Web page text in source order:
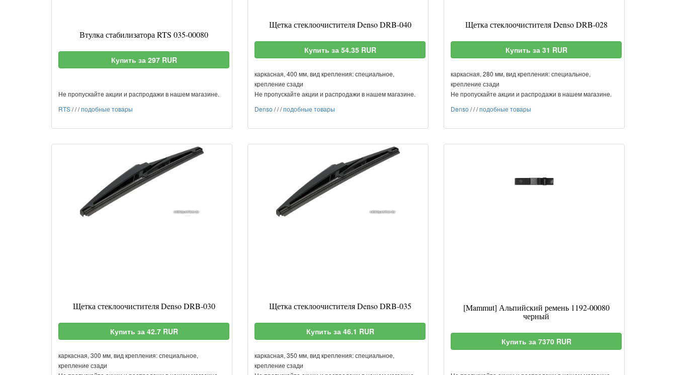
Втулка стабилизатора RTS 035-00080
Купить за 297 RUR
Не пропускайте акции и распродажи в нашем магазине.
RTS///подобные товары
Щетка стеклоочистителя Denso DRB-040
Купить за 54.35 RUR
каркасная, 400 мм, вид крепления: специальное,
крепление сзади
Не пропускайте акции и распродажи в нашем магазине.
Denso ///подобные товары
Щетка стеклоочистителя Denso DRB-028
Купить за 31 RUR
каркасная, 280 мм, вид крепления: специальное,
крепление сзади
Не пропускайте акции и распродажи в нашем магазине.
Denso ///подобные товары
Щетка стеклоочистителя Denso DRB-030
Купить за 42.7 RUR
каркасная, 300 мм, вид крепления: специальное,
крепление сзади
Щетка стеклоочистителя Denso DRB-035
Купить за 46.1 RUR
каркасная, 350 мм, вид крепления: специальное,
крепление сзади
[Mammut] Альпийский ремень 1192-00080
черный
Купить за 7370 RUR